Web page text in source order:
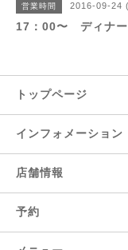
営業時間 2016-09-24
17：00〜 ディナー
トップページ
インフォメーション
店舗情報
予約